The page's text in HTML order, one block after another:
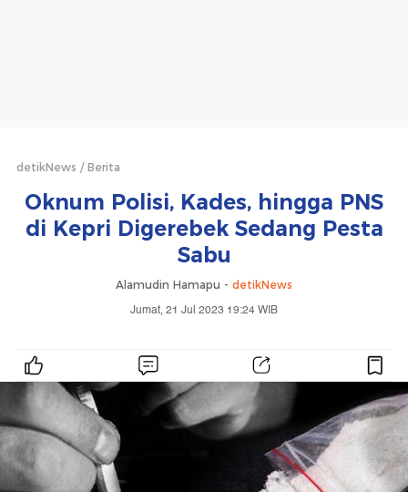
detikNews Berita
Oknum Polisi, Kades, hingga PNS
di Kepri Digerebek Sedang Pesta
Sabu
Alamudin Hamapu - detikNews
Jumat, 21 Jul 2023 19:24 WIB